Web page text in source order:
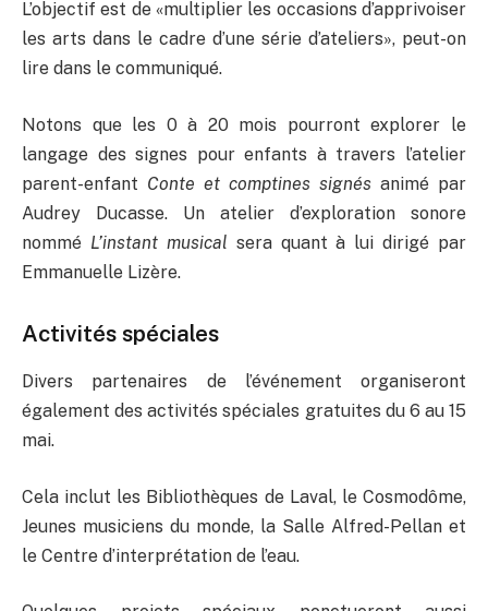
L’objectif est de «multiplier les occasions d’apprivoiser
les arts dans le cadre d’une série d’ateliers», peut-on
lire dans le communiqué.
Notons que les 0 à 20 mois pourront explorer le
langage des signes pour enfants à travers l’atelier
parent-enfant Conte et comptines signés animé par
Audrey Ducasse. Un atelier d’exploration sonore
nommé L’instant musical sera quant à lui dirigé par
Emmanuelle Lizère.
Activités spéciales
Divers partenaires de l’événement organiseront
également des activités spéciales gratuites du 6 au 15
mai.
Cela inclut les Bibliothèques de Laval, le Cosmodôme,
Jeunes musiciens du monde, la Salle Alfred-Pellan et
le Centre d’interprétation de l’eau.